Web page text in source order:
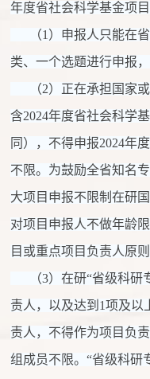
年度省社会科学基金项
（1）申报人只能在省
类、一个选题进行申报
（2）正在承担国家或
含2024年度省社会科学
同），不得申报2024年
不限。为鼓励全省知名
大项目申报不限制在研
对项目申报人不做年龄
目或重点项目负责人原
（3）在研“省级科研
责人，以及达到1项及以
责人，不得作为项目负
组成员不限。“省级科研